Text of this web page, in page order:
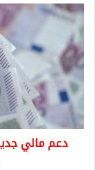
دعم
مالي
جديد
للسوريين
في
تركيا
بقيمة
560
مليون